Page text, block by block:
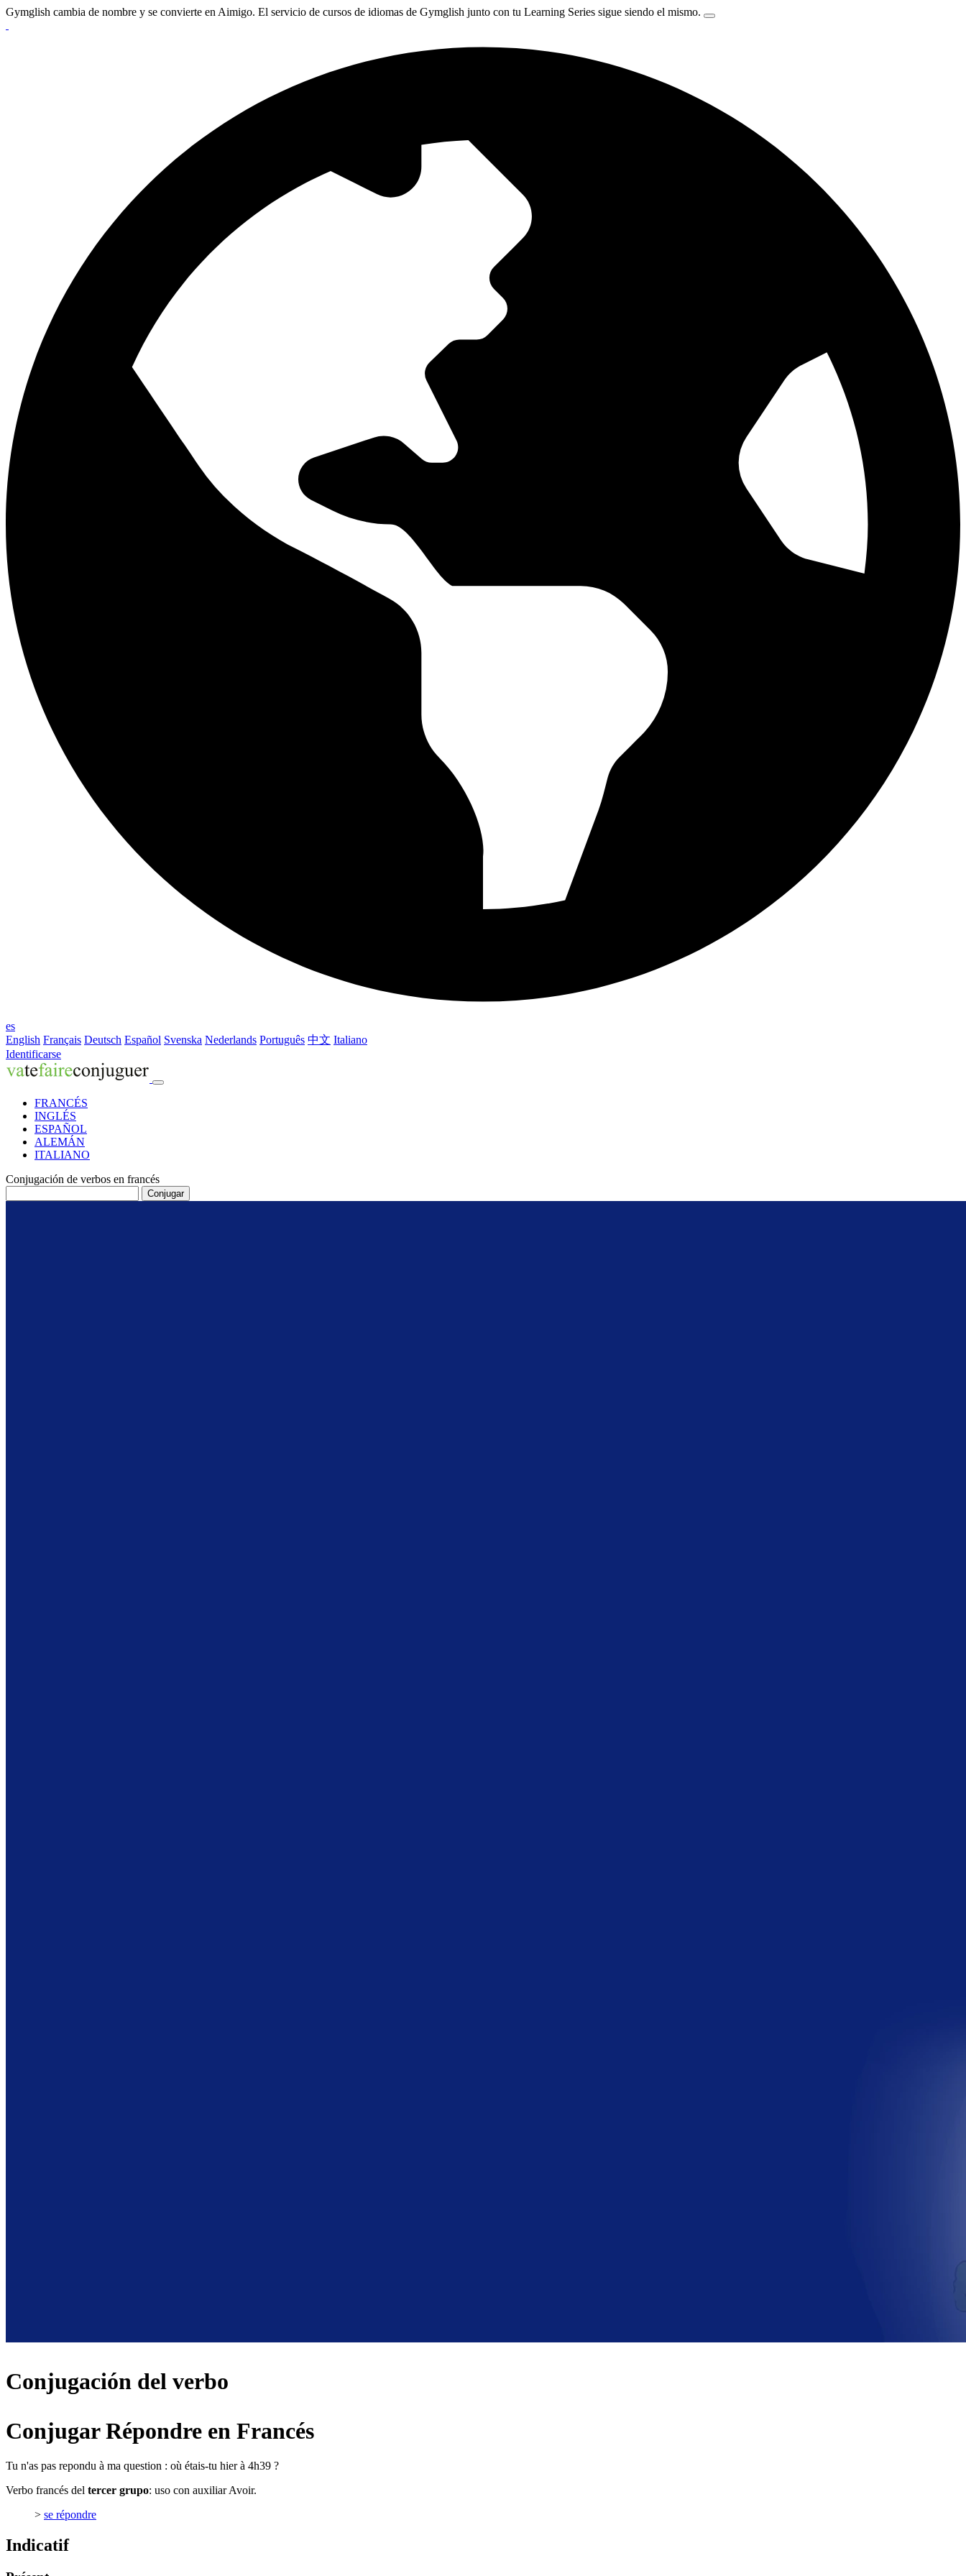
Gymglish cambia de nombre y se convierte en Aimigo. El servicio de cursos de idiomas de Gymglish junto con tu Learning Series sigue siendo el mismo.
es
English Français Deutsch Español Svenska Nederlands Português 中文 Italiano
Identificarse
FRANCÉS
INGLÉS
ESPAÑOL
ALEMÁN
ITALIANO
Conjugación de verbos en francés
Conjugación del verbo
Conjugar Répondre en Francés
Tu n'as pas repondu à ma question : où étais-tu hier à 4h39 ?
Verbo francés del tercer grupo: uso con auxiliar Avoir.
> se répondre
Indicatif